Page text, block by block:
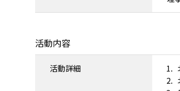
活動内容
活動詳細